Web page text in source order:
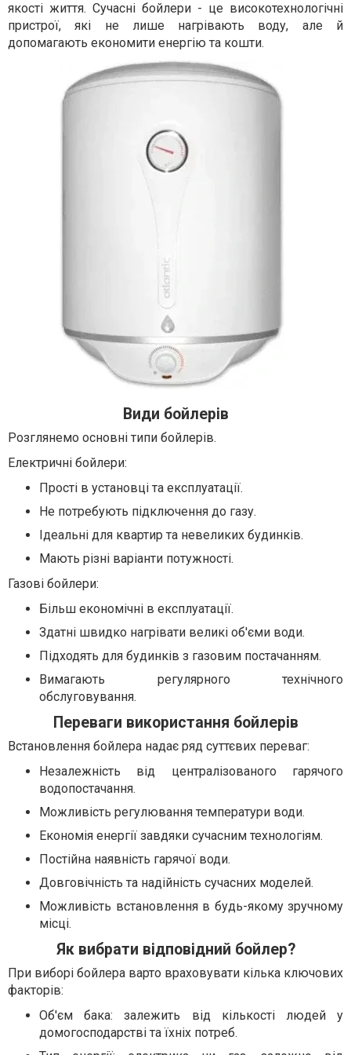
якості життя. Сучасні бойлери - це високотехнологічні
пристрої, які не лише нагрівають воду, але й
допомагають економити енергію та кошти.
Види бойлерів
Розглянемо основні типи бойлерів.
Електричні бойлери:
Прості в установці та експлуатації.
Не потребують підключення до газу.
Ідеальні для квартир та невеликих будинків.
Мають різні варіанти потужності.
Газові бойлери:
Більш економічні в експлуатації.
Здатні швидко нагрівати великі об'єми води.
Підходять для будинків з газовим постачанням.
Вимагають регулярного технічного
обслуговування.
Переваги використання бойлерів
Встановлення бойлера надає ряд суттєвих переваг:
Незалежність від централізованого гарячого
водопостачання.
Можливість регулювання температури води.
Економія енергії завдяки сучасним технологіям.
Постійна наявність гарячої води.
Довговічність та надійність сучасних моделей.
Можливість встановлення в будь-якому зручному
місці.
Як вибрати відповідний бойлер?
При виборі бойлера варто враховувати кілька ключових
факторів:
Об'єм бака: залежить від кількості людей у
домогосподарстві та їхніх потреб.